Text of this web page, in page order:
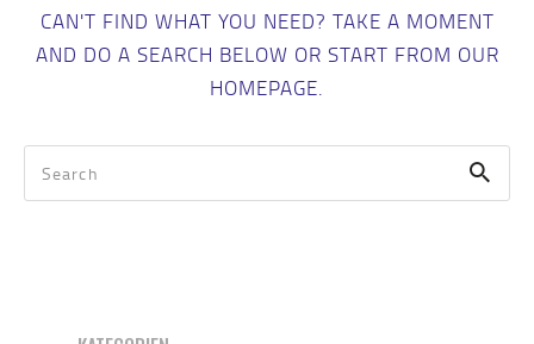
CAN'T FIND WHAT YOU NEED? TAKE A MOMENT
AND DO A SEARCH BELOW OR START FROM OUR
HOMEPAGE.